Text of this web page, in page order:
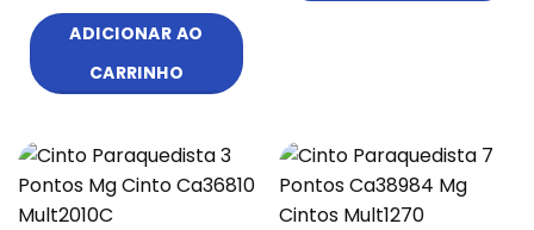
ADICIONAR AO
CARRINHO